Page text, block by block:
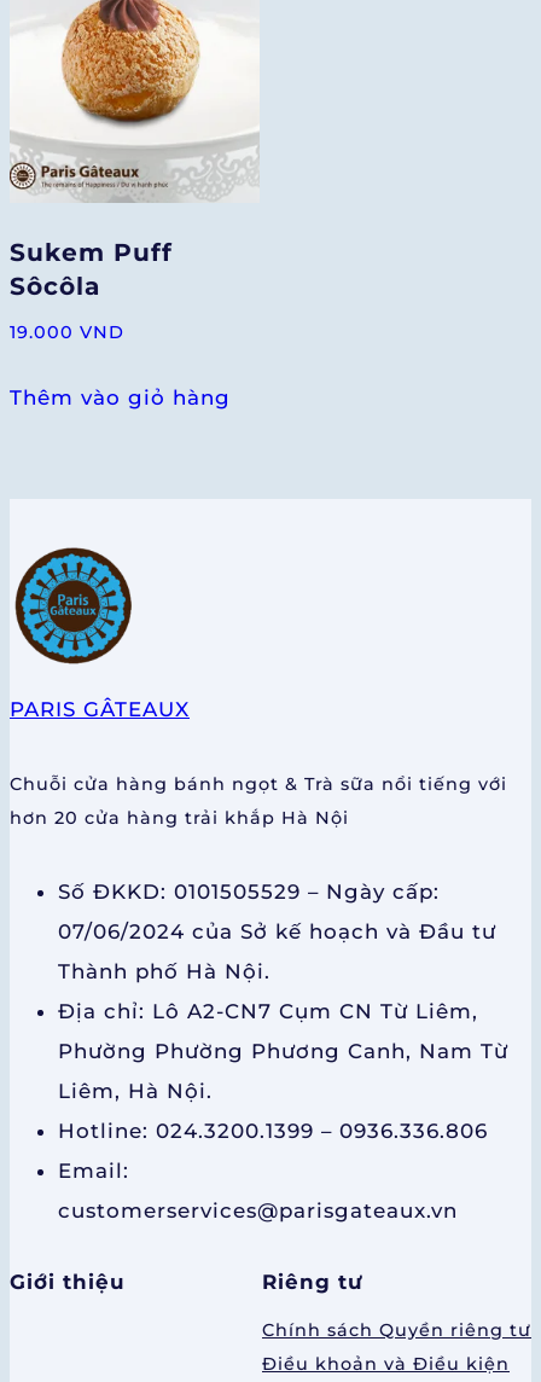
Sukem Puff
Sôcôla
19.000 VND
Thêm vào giỏ hàng
PARIS GÂTEAUX
Chuỗi cửa hàng bánh ngọt & Trà sữa nổi tiếng với
hơn 20 cửa hàng trải khắp Hà Nội
Số ĐKKD: 0101505529 – Ngày cấp:
07/06/2024 của Sở kế hoạch và Đầu tư
Thành phố Hà Nội.
Địa chỉ: Lô A2-CN7 Cụm CN Từ Liêm,
Phường Phường Phương Canh, Nam Từ
Liêm, Hà Nội.
Hotline: 024.3200.1399 – 0936.336.806
Email:
customerservices@parisgateaux.vn
Giới thiệu Riêng tư
Chính sách Quyền riêng tư
Điều khoản và Điều kiện